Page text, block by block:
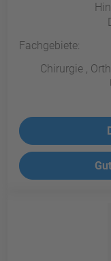
Fachgebiete:
Chirurgie ,